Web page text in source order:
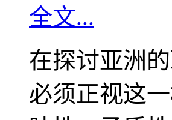
全文...
在探讨亚洲
必须正视这